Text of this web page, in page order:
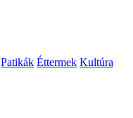
Patikák Éttermek Kultúra